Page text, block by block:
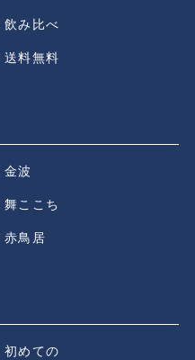
飲み比べ
送料無料
金波
舞ここち
赤鳥居
初めての